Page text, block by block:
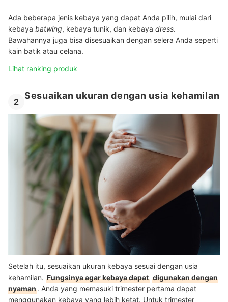
Ada beberapa jenis kebaya yang dapat Anda pilih, mulai dari
kebaya batwing, kebaya tunik, dan kebaya dress.
Bawahannya juga bisa disesuaikan dengan selera Anda seperti
kain batik atau celana.
Lihat ranking produk
2
Sesuaikan ukuran dengan usia kehamilan
Setelah itu, sesuaikan ukuran kebaya sesuai dengan usia
kehamilan. Fungsinya agar kebaya dapat digunakan dengan
nyaman. Anda yang memasuki trimester pertama dapat
menggunakan kebaya yang lebih ketat. Untuk trimester